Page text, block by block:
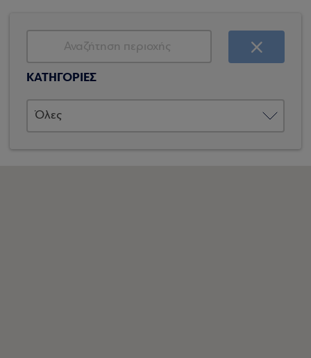
ΚΑΤΗΓΟΡΙΕΣ